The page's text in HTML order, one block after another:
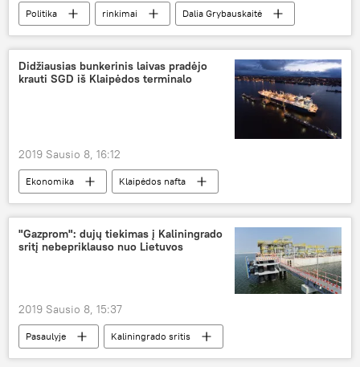
Politika rinkimai
Dalia Grybauskaitė
kibernetinės atakos
Rusija
Didžiausias bunkerinis laivas pradėjo
krauti SGD iš Klaipėdos terminalo
2019 Sausio 8, 16:12
Ekonomika
Klaipėdos nafta
Klaipėdos suskystintų gamtinių dujų (SGD) terminalas
suskystintos gamtinės dujos (SGD)
"Gazprom": dujų tiekimas į Kaliningrado
sritį nebepriklauso nuo Lietuvos
2019 Sausio 8, 15:37
Pasaulyje
Kaliningrado sritis
suskystintos gamtinės dujos (SGD)